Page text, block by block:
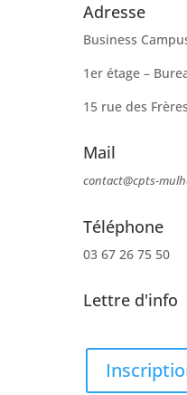
Adresse
Business
1er étage –
15 rue des
Mail
contact@cpts-
Téléphone
03 67 26 75 50
Lettre d'info